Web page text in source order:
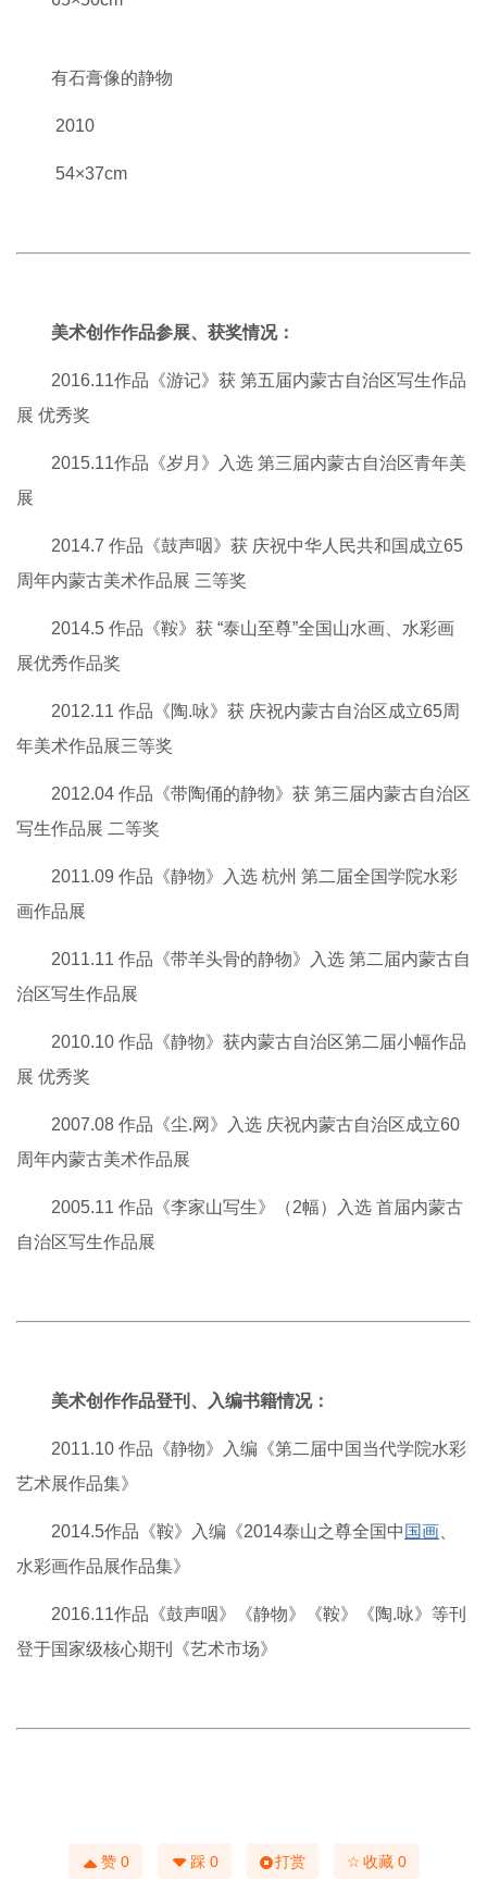
有石膏像的静物
2010
54×37cm
美术创作作品参展、获奖情况：
2016.11作品《游记》获 第五届内蒙古自治区写生作品
展 优秀奖
2015.11作品《岁月》入选 第三届内蒙古自治区青年美
展
2014.7 作品《鼓声咽》获 庆祝中华人民共和国成立65
周年内蒙古美术作品展 三等奖
2014.5 作品《鞍》获 “泰山至尊”全国山水画、水彩画
展优秀作品奖
2012.11 作品《陶.咏》获 庆祝内蒙古自治区成立65周
年美术作品展三等奖
2012.04 作品《带陶俑的静物》获 第三届内蒙古自治区
写生作品展 二等奖
2011.09 作品《静物》入选 杭州 第二届全国学院水彩
画作品展
2011.11 作品《带羊头骨的静物》入选 第二届内蒙古自
治区写生作品展
2010.10 作品《静物》获内蒙古自治区第二届小幅作品
展 优秀奖
2007.08 作品《尘.网》入选 庆祝内蒙古自治区成立60
周年内蒙古美术作品展
2005.11 作品《李家山写生》（2幅）入选 首届内蒙古
自治区写生作品展
美术创作作品登刊、入编书籍情况：
2011.10 作品《静物》入编《第二届中国当代学院水彩
艺术展作品集》
2014.5作品《鞍》入编《2014泰山之尊全国中 国画、
水彩画作品展作品集》
2016.11作品《鼓声咽》《静物》《鞍》《陶.咏》等刊
登于国家级核心期刊《艺术市场》
赞 0 踩 0 打赏 ☆收藏 0